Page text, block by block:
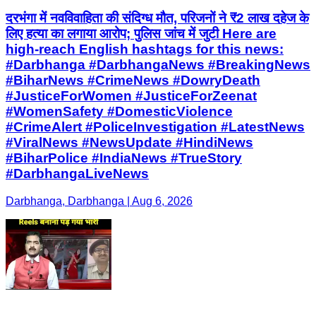
दरभंगा में नवविवाहिता की संदिग्ध मौत, परिजनों ने ₹2 लाख दहेज के
लिए हत्या का लगाया आरोप; पुलिस जांच में जुटी Here are
high-reach English hashtags for this news:
#Darbhanga #DarbhangaNews #BreakingNews
#BiharNews #CrimeNews #DowryDeath
#JusticeForWomen #JusticeForZeenat
#WomenSafety #DomesticViolence
#CrimeAlert #PoliceInvestigation #LatestNews
#ViralNews #NewsUpdate #HindiNews
#BiharPolice #IndiaNews #TrueStory
#DarbhangaLiveNews
Darbhanga, Darbhanga | Aug 6, 2026